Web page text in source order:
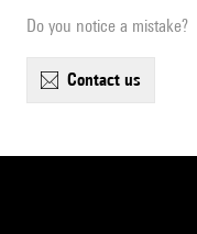
Do you notice a mistake?
contact us